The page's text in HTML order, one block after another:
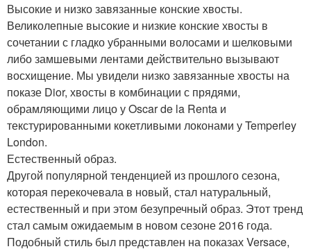
Высокие и низко завязанные конские хвосты.
Великолепные высокие и низкие конские хвосты в
сочетании с гладко убранными волосами и шелковыми
либо замшевыми лентами действительно вызывают
восхищение. Мы увидели низко завязанные хвосты на
показе Dior, хвосты в комбинации с прядями,
обрамляющими лицо у Oscar de la Renta и
текстурированными кокетливыми локонами у Temperley
London.
Естественный образ.
Другой популярной тенденцией из прошлого сезона,
которая перекочевала в новый, стал натуральный,
естественный и при этом безупречный образ. Этот тренд
стал самым ожидаемым в новом сезоне 2016 года.
Подобный стиль был представлен на показах Versace,